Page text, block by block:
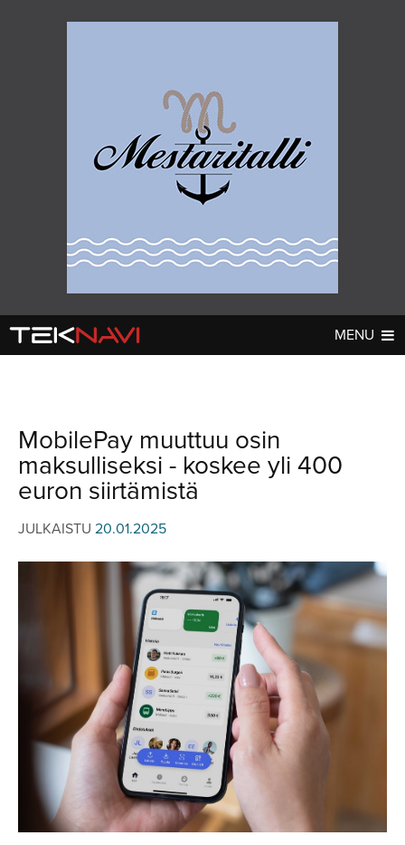
MENU
AJETUT
KOMMENTTI
HUHUT
TESTIT
KILPAILUT
TV-OHJELMA
HAKU
Hae
MobilePay muuttuu osin
maksulliseksi - koskee yli 400
euron siirtämistä
JULKAISTU 20.01.2025